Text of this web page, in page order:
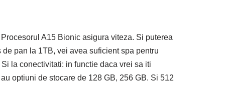
A15 Bionic asigura viteza. Si puterea
pan la 1TB, vei avea suficient spa pentru
la conectivitati: in functie daca vrei sa iti
optiuni de stocare de 128 GB, 256 GB. Si 512